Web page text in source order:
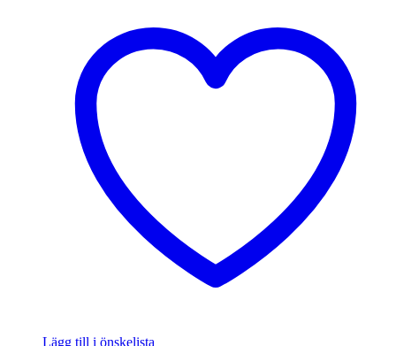
Lägg till i önskelista